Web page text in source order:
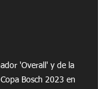
'Overall' y de la
Bosch 2023 en